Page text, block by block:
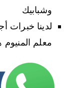
وشبابيك
لدينا خبرات
معلم